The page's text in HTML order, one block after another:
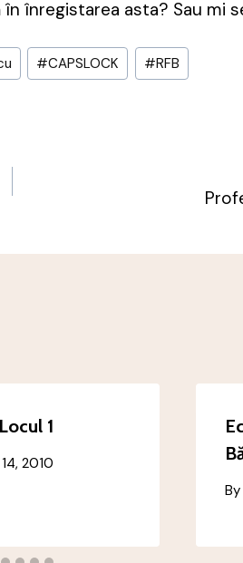
înregistarea asta? Sau mi
#CAPSLOCK #RFB
1
2010
By